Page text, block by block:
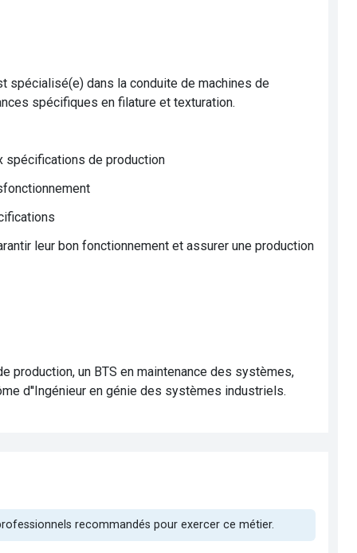
dans la conduite de machines de
spécifiques en filature et texturation.
spécifications de production
leur bon fonctionnement et assurer une production
production, un BTS en maintenance des systèmes,
d''Ingénieur en génie des systèmes industriels.
recommandés pour exercer ce métier.